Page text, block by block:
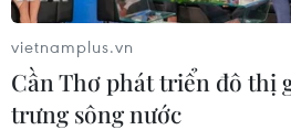
vietnamplus.vn
Cần Thơ phát triển đô thị
trưng sông nước